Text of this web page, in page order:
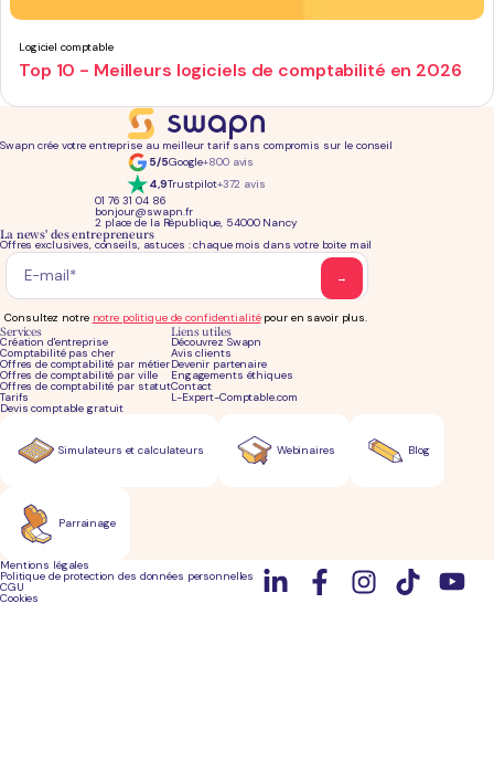
Logiciel comptable
Top 10 - Meilleurs logiciels de comptabilité en 2026
Swapn crée votre entreprise au meilleur tarif sans compromis sur le conseil
5/5Google+800 avis
4,9Trustpilot+372 avis
01 76 31 04 86
bonjour@swapn.fr
2 place de la République, 54000 Nancy
Services
Création d'entreprise
Comptabilité pas cher
Offres de comptabilité par métier
Offres de comptabilité par ville
Offres de comptabilité par statut
Tarifs
Devis comptable gratuit
Liens utiles
Découvrez Swapn
Avis clients
Devenir partenaire
Engagements éthiques
Contact
L-Expert-Comptable.com
La news' des entrepreneurs
Offres exclusives, conseils, astuces : chaque mois dans votre boite mail
Consultez notre notre politique de confidentialitépour en savoir plus.
Simulateurs et calculateurs Blog
Parrainage
Webinaires
Mentions légales
Politique de protection des données personnelles
CGU
Cookies